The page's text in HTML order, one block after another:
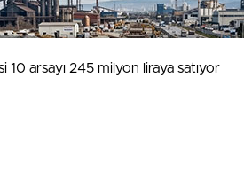
10 arsayı 245 milyon liraya satıyor
10 arsayı 245 milyon liraya satıyor
Sitemizi kullanmaya devam ederek bunu kabul